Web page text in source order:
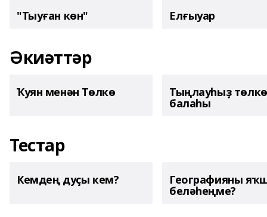
"Тыуған көн" Елғыуар
Әкиәттәр
Ҡуян менән Төлкө Тыңлауһыҙ төлкө
балаһы
Тестар
Кемдең дуҫы кем? Географияны
беләһеңме?